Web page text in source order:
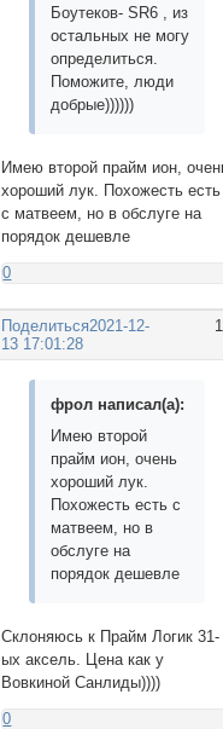
Боутеков- SR6 , из
остальных не могу
определиться.
Поможите, люди
добрые))))))
Имею второй прайм ион,
хороший лук. Похожесть есть
с матвеем, но в обслуге на
порядок дешевле
0
Поделиться2021-12-
13 17:01:28
фрол написал(а):
Имею второй
прайм ион, очень
хороший лук.
Похожесть есть с
матвеем, но в
обслуге на
порядок дешевле
Склоняюсь к Прайм Логик 31-
ых аксель. Цена как у
Вовкиной Санлиды))))
0